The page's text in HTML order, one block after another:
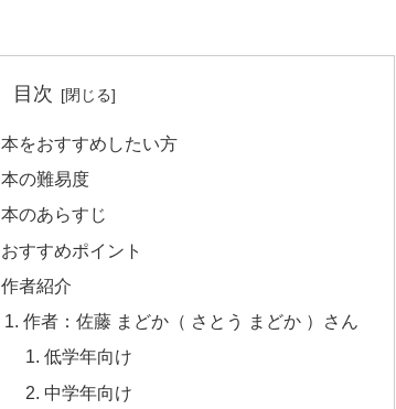
目次
本をおすすめしたい方
本の難易度
本のあらすじ
おすすめポイント
作者紹介
作者：佐藤 まどか（ さとう まどか ）さん
低学年向け
中学年向け